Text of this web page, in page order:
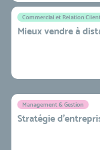
Commercial et Relation Client
Mieux vendre à
Management & Gestion
Stratégie